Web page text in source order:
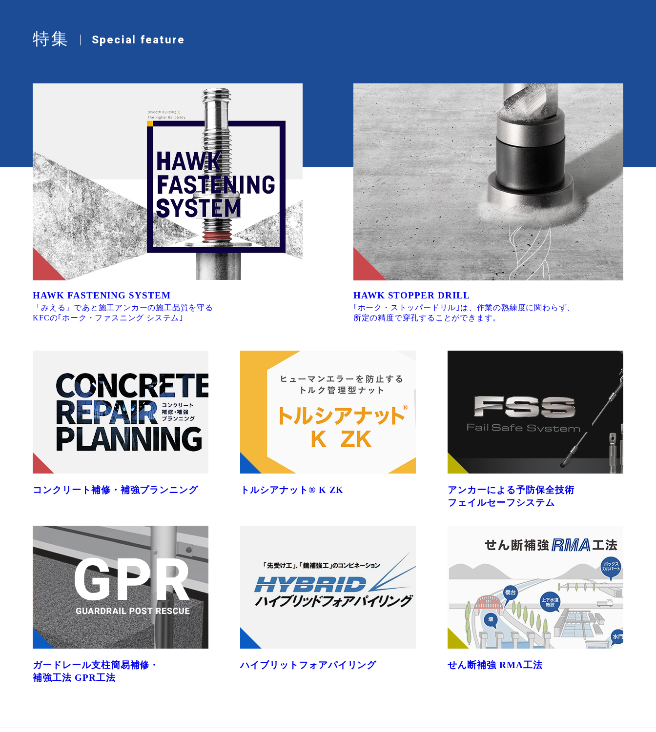
特集 Special feature
HAWK FASTENING SYSTEM
「みえる」であと施工アンカーの施工品質を守る
KFCの｢ホーク・ファスニング システム｣
HAWK STOPPER DRILL
｢ホーク・ストッパードリル｣は、作業の熟練度に関わらず、
所定の精度で穿孔することができます。
コンクリート補修・補強プランニング トルシアナット® K ZK
アンカーによる予防保全技術
フェイルセーフシステム
ガードレール支柱簡易補修・
補強工法 GPR工法
ハイブリットフォアパイリング せん断補強 RMA工法